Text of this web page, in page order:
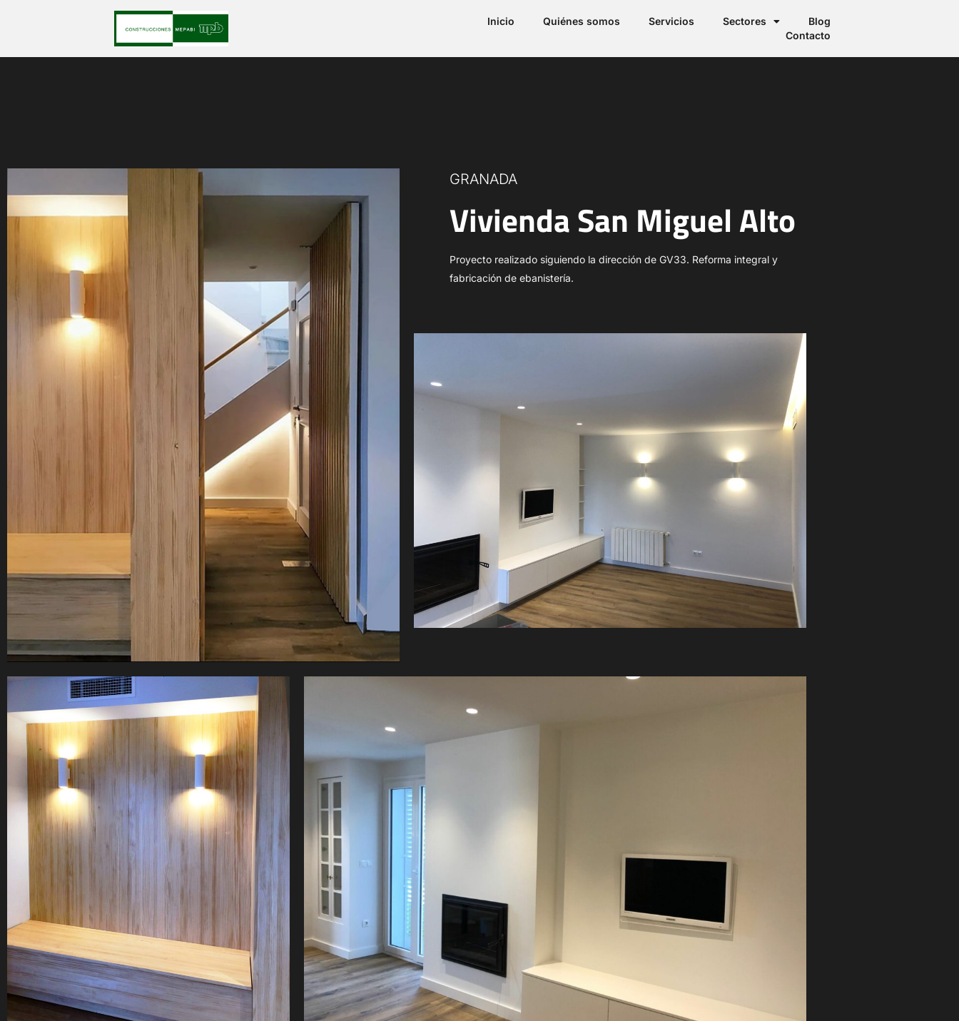
Inicio Quiénes somos Servicios Sectores
Blog
Contacto
GRANADA
Vivienda San Miguel Alto
Proyecto realizado siguiendo la dirección de GV33. Reforma integral y
fabricación de ebanistería.